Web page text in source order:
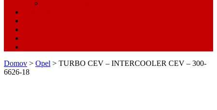
Domov > Opel > TURBO CEV – INTERCOOLER CEV – 300-
6626-18